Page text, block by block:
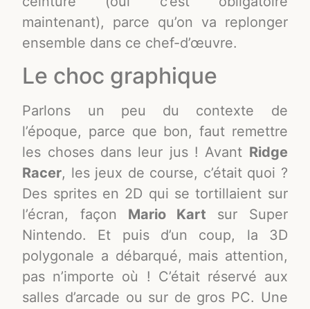
maintenant), parce qu’on va replonger
ensemble dans ce chef-d’œuvre.
Le choc graphique
Parlons un peu du contexte de
l’époque, parce que bon, faut remettre
les choses dans leur jus ! Avant Ridge
Racer, les jeux de course, c’était quoi ?
Des sprites en 2D qui se tortillaient sur
l’écran, façon Mario Kart sur Super
Nintendo. Et puis d’un coup, la 3D
polygonale a débarqué, mais attention,
pas n’importe où ! C’était réservé aux
salles d’arcade ou sur de gros PC. Une